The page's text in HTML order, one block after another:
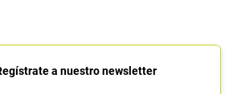
a nuestro newsletter